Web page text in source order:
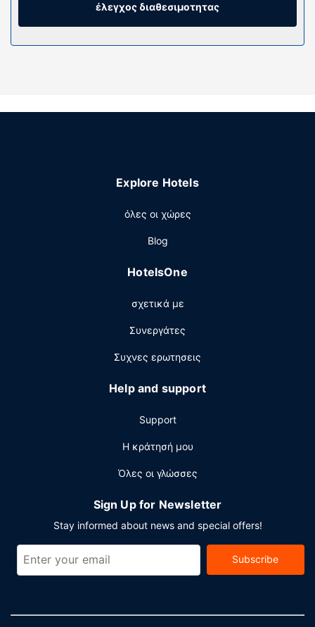
διασκέδασή σας προσφέρονται τηλεοράσεις με επίπεδη
περιλαμβάνουν δωρεάν ασύρματο ίντερνετ, υπηρεσίες
καφετέρια. Αυτό το ξενοδοχείο προσφέρει επίσης room
Χαλαρώστε στο τέλος της μέρας με ένα ποτό στο
μπαρ/lounge. Με επιπλέον χρέωση είναι διαθέσιμο
πρωινό (σε μπουφέ) τις καθημερινές μεταξύ 6:30 π.μ. -
11:00 π.μ. και τα σαββατοκύριακα μεταξύ 7:00 π.μ. - 12
επιχειρηματικό κέντρο, γρήγορο check-in και γρήγορο
check-out. Θέλετε να οργανώσετε μια εκδήλωση σε
διαθέτει χώρο που είναι 6689 τετραγωνικά μέτρα και
έλεγχος διαθεσιμοτητας
Explore Hotels
όλες οι χώρες
Blog
HotelsOne
σχετικά με
Συνεργάτες
Συχνες ερωτησεις
Help and support
Support
Η κράτησή μου
Όλες οι γλώσσες
Sign Up for Newsletter
Stay informed about news and special offers!
Subscribe